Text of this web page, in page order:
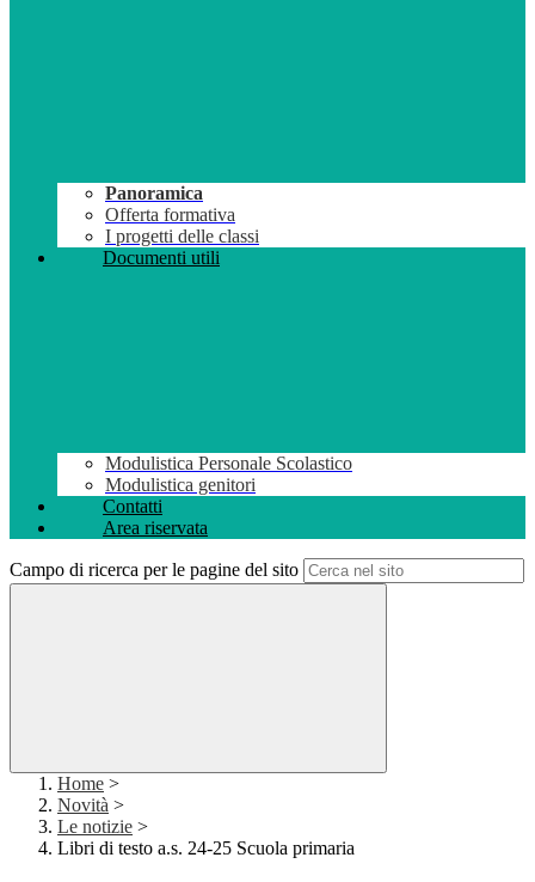
Panoramica
Offerta formativa
I progetti delle classi
Documenti utili
Modulistica Personale Scolastico
Modulistica genitori
Contatti
Area riservata
Campo di ricerca per le pagine del sito
Home >
Novità >
Le notizie >
Libri di testo a.s. 24-25 Scuola primaria